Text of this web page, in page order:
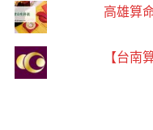
高雄算
【台南